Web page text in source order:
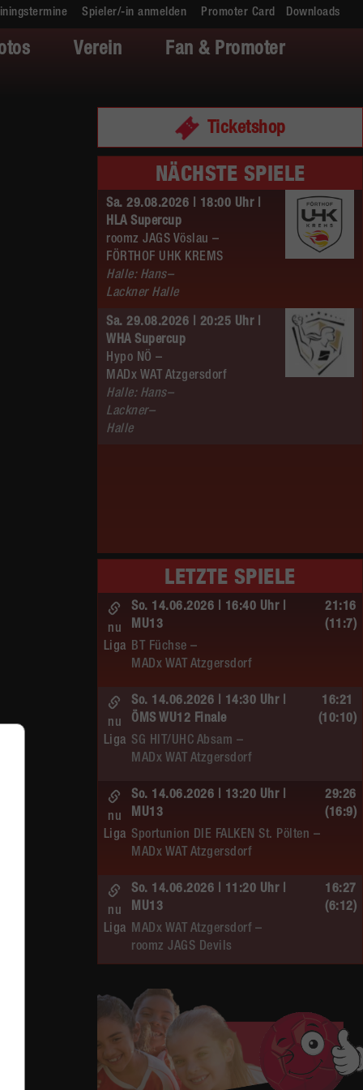
Spieler/-in anmelden Promoter Card Downloads
Verein
Fan & Promoter
Ticketshop
NÄCHSTE SPIELE
Sa. 29.08.2026 | 18:00 Uhr |
HLA Supercup
roomz JAGS Vöslau –
FÖRTHOF UHK KREMS
Halle: Hans–
Lackner Halle
Sa. 29.08.2026 | 20:25 Uhr |
WHA Supercup
Hypo NÖ –
MADx WAT Atzgersdorf
Halle: Hans–
Lackner–
Halle
LETZTE SPIELE
So. 14.06.2026 | 16:40 Uhr |
MU13
BT Füchse –
MADx WAT Atzgersdorf
nu
Liga
21:16
(11:7)
So. 14.06.2026 | 14:30 Uhr |
ÖMS WU12 Finale
SG HIT/UHC Absam –
MADx WAT Atzgersdorf
nu
Liga
16:21
(10:10)
So. 14.06.2026 | 13:20 Uhr |
MU13
Sportunion DIE FALKEN St. Pölten –
MADx WAT Atzgersdorf
nu
Liga
29:26
(16:9)
So. 14.06.2026 | 11:20 Uhr |
MU13
MADx WAT Atzgersdorf –
roomz JAGS Devils
nu
Liga
16:27
(6:12)
ÖMS WU12 HF
SC HIT/UHC Absam –
MADx WAT Atzgersdorf
Liga
Sa. 13.06.2026 | 19:05 Uhr |
30:19